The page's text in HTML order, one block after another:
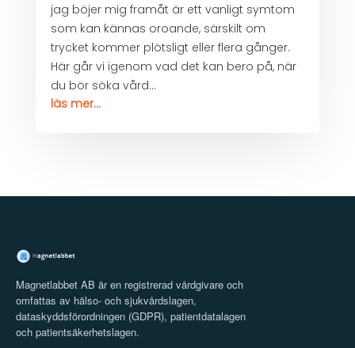
jag böjer mig framåt är ett vanligt symtom
som kan kännas oroande, särskilt om
trycket kommer plötsligt eller flera gånger.
Här går vi igenom vad det kan bero på, när
du bör söka vård...
läs mer...
Magnetlabbet AB är en registrerad vårdgivare och
omfattas av hälso- och sjukvårdslagen,
dataskyddsförordningen (GDPR), patientdatalagen
och patientsäkerhetslagen.